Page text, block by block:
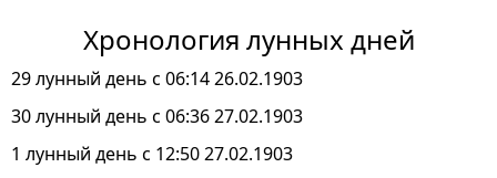
Хронология лунных дней
29 лунный день с 06:14 26.02.1903
30 лунный день с 06:36 27.02.1903
1 лунный день с 12:50 27.02.1903